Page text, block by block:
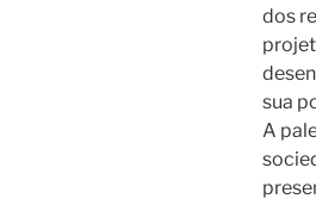
dos
sua
A